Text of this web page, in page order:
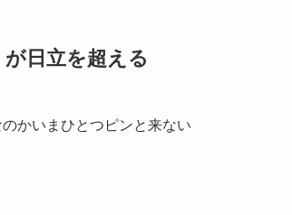
日立を超える
かいまひとつピンと来ない